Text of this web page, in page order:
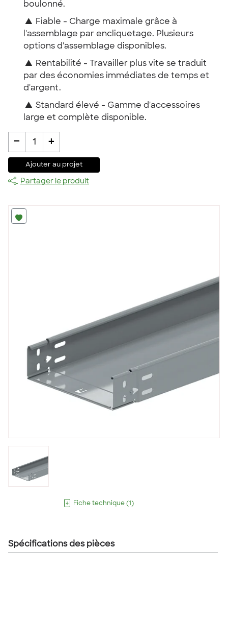
boulonné.
▲ Fiable - Charge maximale grâce à
l'assemblage par encliquetage. Plusieurs
options d'assemblage disponibles.
▲ Rentabilité - Travailler plus vite se traduit
par des économies immédiates de temps et
d'argent.
▲ Standard élevé - Gamme d'accessoires
large et complète disponible.
- 1 +
Ajouter au projet
Partager le produit
Fiche technique (1 )
Spécifications des pièces